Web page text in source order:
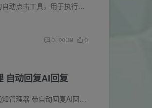
软件介绍 一款高效的自动点击工具，用于执行重复的鼠标点击操作。可精确设置点击时间、坐标和频率，支持多种点击模式。 可通过快捷键触发自动化任务，大幅简化游戏、测试等场景中的手动操作，提...
0 39 0
自动回复AI回复
软件介绍 微信消息通知管理器 带自动回复AI回复· 桌面提醒版 带自动回复、AI 回复、自定义 APIKey、提示词 · 桌面提醒版 支持直接在桌面回复 支持微信版本：4.1以上版本 本软件主要亮点...